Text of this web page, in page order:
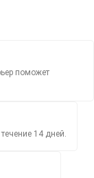
поможет
14 дней.